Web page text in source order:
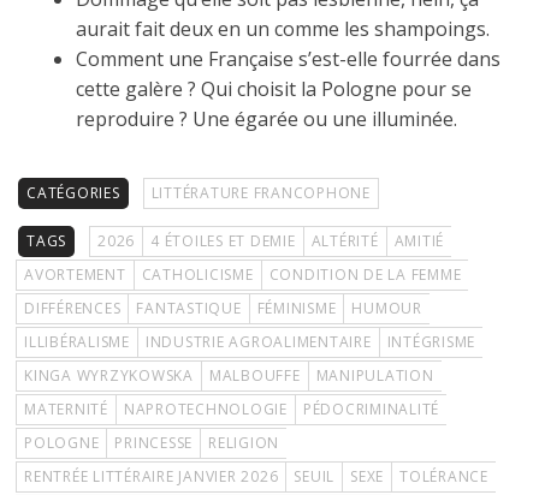
aurait fait deux en un comme les shampoings.
Comment une Française s’est-elle fourrée dans
cette galère ? Qui choisit la Pologne pour se
reproduire ? Une égarée ou une illuminée.
CATÉGORIES LITTÉRATURE FRANCOPHONE
TAGS 2026 4 ÉTOILES ET DEMIE ALTÉRITÉ
AMITIÉ
AVORTEMENT
CATHOLICISME
CONDITION DE LA FEMME
DIFFÉRENCES
FANTASTIQUE FÉMINISME
HUMOUR
ILLIBÉRALISME
INDUSTRIE AGROALIMENTAIRE
INTÉGRISME
KINGA WYRZYKOWSKA
MALBOUFFE
MANIPULATION
MATERNITÉ
NAPROTECHNOLOGIE
PÉDOCRIMINALITÉ
POLOGNE
PRINCESSE
RELIGION
RENTRÉE LITTÉRAIRE JANVIER 2026
SEUIL SEXE
TOLÉRANCE